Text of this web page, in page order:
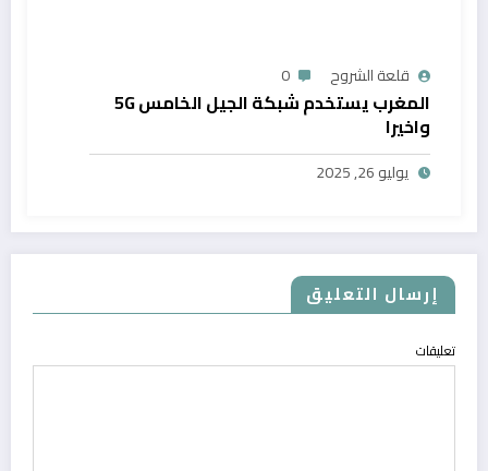
قلعة الشروح 0
المغرب يستخدم شبكة الجيل الخامس 5G
واخيرا
يوليو 26, 2025
إرسال التعليق
تعليقات